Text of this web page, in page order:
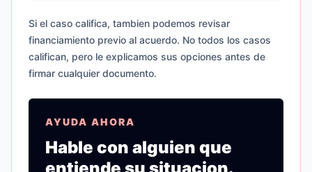
Si el caso califica, tambien podemos revisar
financiamiento previo al acuerdo. No todos los casos
califican, pero le explicamos sus opciones antes de
firmar cualquier documento.
AYUDA AHORA
Hable con alguien que